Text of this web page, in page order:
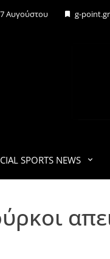
Αυγούστου g-point.gr
SPORTS NEWS